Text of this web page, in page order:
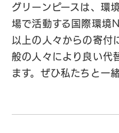
グリーンピースは、環
場で活動する国際環境
以上の人々からの寄付
般の人々により良い代
ます。ぜひ私たちと一